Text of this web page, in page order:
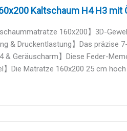
Kaltschaum H4 H3 mit
160x200】3D-
& Druckentlastung】Das präzise
& Geräuscharm】Diese Feder-
】Die Matratze 160x200 25 cm